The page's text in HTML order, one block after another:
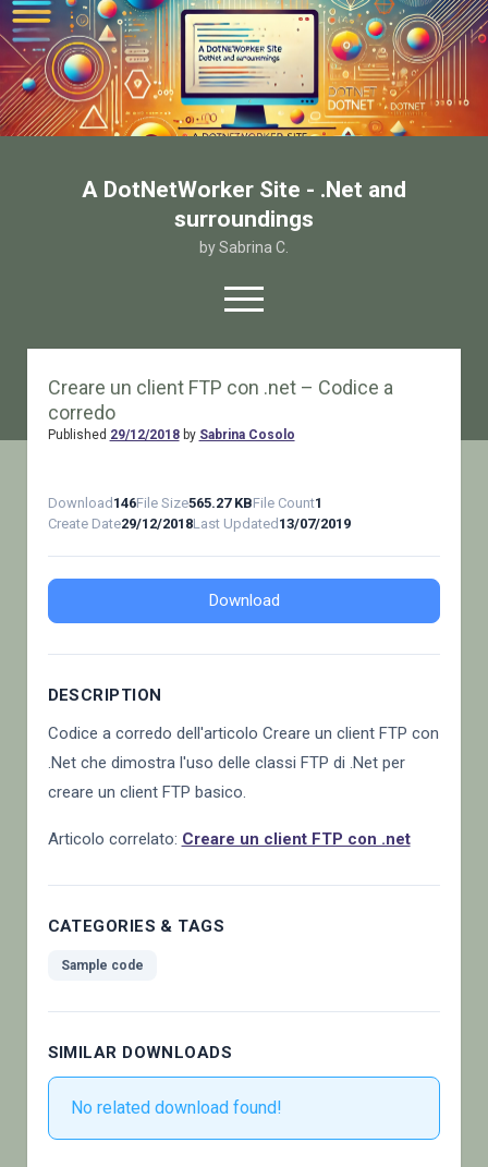
A DotNetWorker Site - .Net and
surroundings
by Sabrina C.
open
menu
twitterfacebook
email-form
Creare un client FTP con .net – Codice a
corredo
Published 29/12/2018by Sabrina Cosolo
Download 146File Size565.27 KBFile Count1
Create Date29/12/2018Last Updated 13/07/2019
Download
DESCRIPTION
Codice a corredo dell'articolo Creare un client FTP con
.Net che dimostra l'uso delle classi FTP di .Net per
creare un client FTP basico.
Articolo correlato: Creare un client FTP con .net
CATEGORIES & TAGS
Sample code
SIMILAR DOWNLOADS
No related download found!